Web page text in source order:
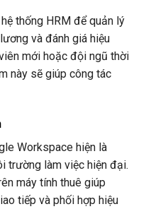
thống HRM để quản lý
và đánh giá hiệu
mới hoặc đội ngũ thời
này sẽ giúp công tác
Workspace hiện là
trường làm việc hiện đại.
máy tính thuê giúp
tiếp và phối hợp hiệu